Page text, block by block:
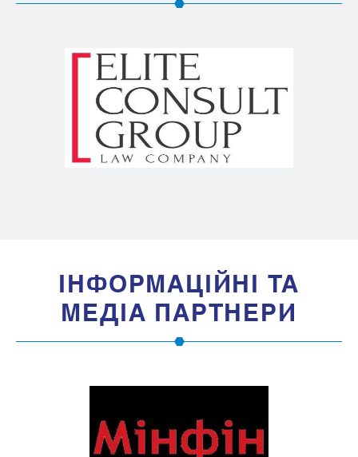
IНФОРМАЦIЙНI ТА
МЕДIА ПАРТНЕРИ